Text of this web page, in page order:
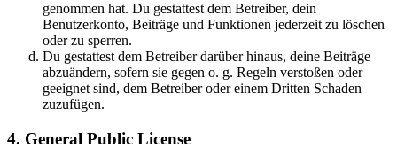
genommen hat. Du gestattest dem Betreiber, dein
Benutzerkonto, Beiträge und Funktionen jederzeit zu löschen
oder zu sperren.
Du gestattest dem Betreiber darüber hinaus, deine Beiträge
abzuändern, sofern sie gegen o. g. Regeln verstoßen oder
geeignet sind, dem Betreiber oder einem Dritten Schaden
zuzufügen.
4. General Public License